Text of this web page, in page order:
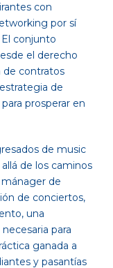
con
por sí
conjunto
el derecho
de contratos
de
prosperar en
de music
de los caminos
mánager de
de conciertos,
una
para
ganada a
y pasantías